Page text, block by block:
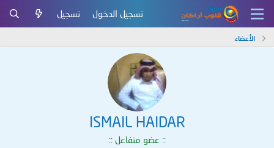
تسجيل الدخول تسجيل
الأعضاء
ISMAIL HAIDAR
:: عضو متفاعل ::